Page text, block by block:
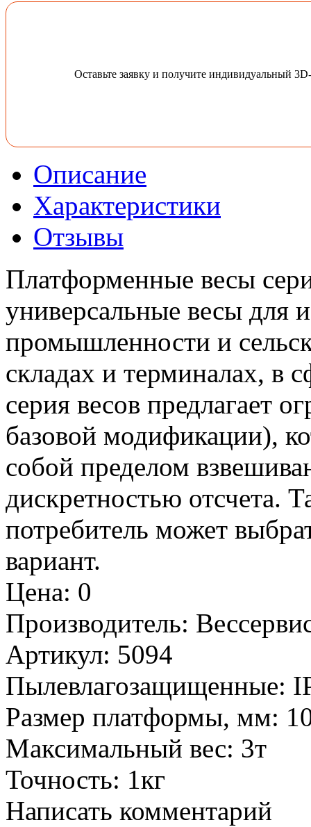
Оставьте заявку и получите индивидуальный
Описание
Характеристики
Отзывы
Платформенные весы
универсальные весы для
промышленности и
складах и терминалах, в
серия весов предлагает
базовой модификации),
собой пределом
дискретностью отсчета.
потребитель может
вариант.
Цена: 0
Производитель:
Артикул: 5094
Пылевлагозащищенные:
Размер платформы, мм:
Максимальный вес: 3т
Точность: 1кг
Написать комментарий